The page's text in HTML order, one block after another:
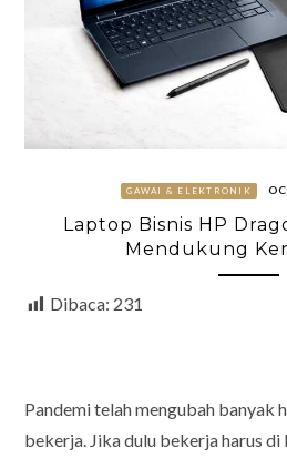
GAWAI & ELEKTRONIK
Laptop Bisnis HP
Mendukung
Dibaca: 231
Pandemi telah mengubah banyak
bekerja. Jika dulu bekerja harus